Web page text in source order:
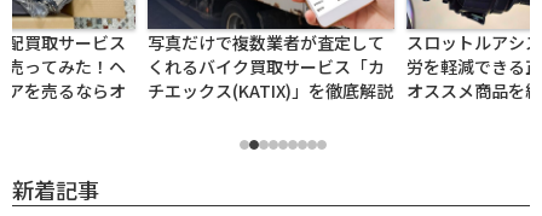
買取サービス
売ってみた！ヘ
アを売るならオ
写真だけで複数業者が査定して
くれるバイク買取サービス「カ
チエックス(KATIX)」を徹底解説
スロットルアシ
労を軽減できる
オススメ商品を
新着記事